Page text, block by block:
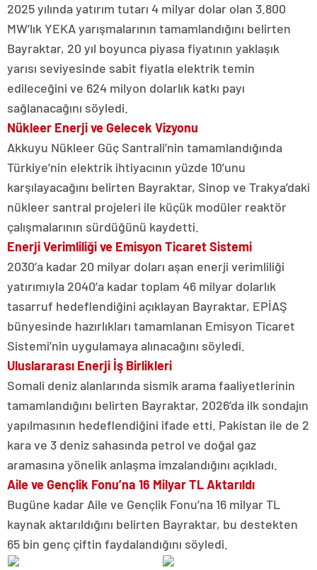
2025 yılında yatırım tutarı 4 milyar dolar olan 3.800
MW’lık YEKA yarışmalarının tamamlandığını belirten
Bayraktar, 20 yıl boyunca piyasa fiyatının yaklaşık
yarısı seviyesinde sabit fiyatla elektrik temin
edileceğini ve 624 milyon dolarlık katkı payı
sağlanacağını söyledi.
Nükleer Enerji ve Gelecek Vizyonu
Akkuyu Nükleer Güç Santrali’nin tamamlandığında
Türkiye’nin elektrik ihtiyacının yüzde 10’unu
karşılayacağını belirten Bayraktar, Sinop ve Trakya’daki
nükleer santral projeleri ile küçük modüler reaktör
çalışmalarının sürdüğünü kaydetti.
Enerji Verimliliği ve Emisyon Ticaret Sistemi
2030’a kadar 20 milyar doları aşan enerji verimliliği
yatırımıyla 2040’a kadar toplam 46 milyar dolarlık
tasarruf hedeflendiğini açıklayan Bayraktar, EPİAŞ
bünyesinde hazırlıkları tamamlanan Emisyon Ticaret
Sistemi’nin uygulamaya alınacağını söyledi.
Uluslararası Enerji İş Birlikleri
Somali deniz alanlarında sismik arama faaliyetlerinin
tamamlandığını belirten Bayraktar, 2026’da ilk sondajın
yapılmasının hedeflendiğini ifade etti. Pakistan ile de 2
kara ve 3 deniz sahasında petrol ve doğal gaz
aramasına yönelik anlaşma imzalandığını açıkladı.
Aile ve Gençlik Fonu’na 16 Milyar TL Aktarıldı
Bugüne kadar Aile ve Gençlik Fonu’na 16 milyar TL
kaynak aktarıldığını belirten Bayraktar, bu destekten
65 bin genç çiftin faydalandığını söyledi.